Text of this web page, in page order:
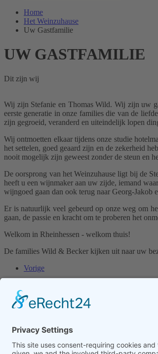
Home
Het Weinzuhause
Uw Gastfamilie
UW GASTFAMILIE
Dit zijn wij
Wij zijn Stefanie en Thomas Wild. Wij zijn uw
eerste generatie in onze families die van de
zijn gegroeid, veranderd en uiteindelijk lopen
Wij ontmoetten elkaar tijdens onze studie
het settelen, goed geaard zijn en de zekerheid
nooit mogelijk zijn geweest zonder de steun en
De oorsprong van het Weinzuhause ligt bij de
heeft u een wijnmaker aan uw zijde, iemand
wijngoed gaan dan ook terug naar Georg-Jakob
Er is natuurlijk veel gebeurd op onze weg om
gaan, de passie en kracht om te proberen het
Welkom in Rheinhessen - welkom thuis!
De families Wild & Becker kijken uit naar uw
Vorige
Weinzuhause
Dit e-mailadres wordt beveiligd tegen
Tel: +49 (0)6138 / 9429980